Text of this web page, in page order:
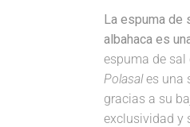
La espuma de
albahaca es
espuma de
Polasales una
gracias a su
exclusividad y